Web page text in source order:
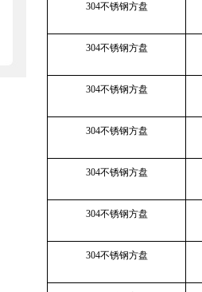
304不锈钢方盘
304不锈钢方盘
304不锈钢方盘
304不锈钢方盘
304不锈钢方盘
304不锈钢方盘
304不锈钢方盘